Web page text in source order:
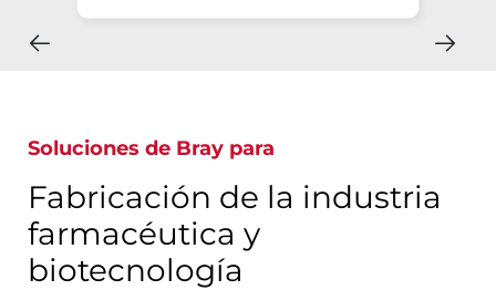
Soluciones de Bray para
Fabricación de la industria
farmacéutica y
biotecnología